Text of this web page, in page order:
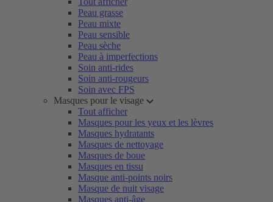
Peau grasse
Peau mixte
Peau sensible
Peau sèche
Peau à imperfections
Soin anti-rides
Soin anti-rougeurs
Soin avec FPS
Masques pour le visage
Tout afficher
Masques pour les yeux et les lèvres
Masques hydratants
Masques de nettoyage
Masques de boue
Masques en tissu
Masque anti-points noirs
Masque de nuit visage
Masques anti-âge